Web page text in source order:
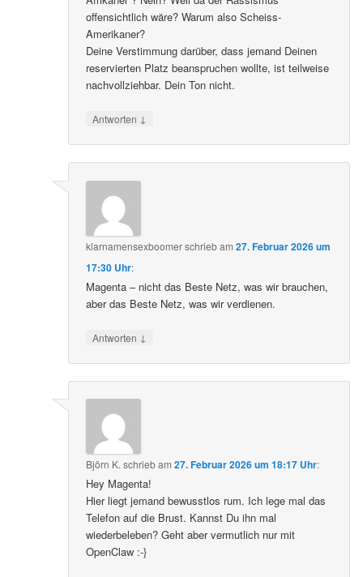
offensichtlich wäre? Warum also Scheiss-
Amerikaner?
Deine Verstimmung darüber, dass jemand Deinen
reservierten Platz beanspruchen wollte, ist teilweise
nachvollziehbar. Dein Ton nicht.
Antworten ↓
klarnamensexboomerschriebam27. Februar 2026 um
17:30 Uhr:
Magenta – nicht das Beste Netz, was wir brauchen,
aber das Beste Netz, was wir verdienen.
Antworten ↓
Björn K. schriebam27. Februar 2026 um 18:17 Uhr:
Hey Magenta!
Hier liegt jemand bewusstlos rum. Ich lege mal das
Telefon auf die Brust. Kannst Du ihn mal
wiederbeleben? Geht aber vermutlich nur mit
OpenClaw :-}